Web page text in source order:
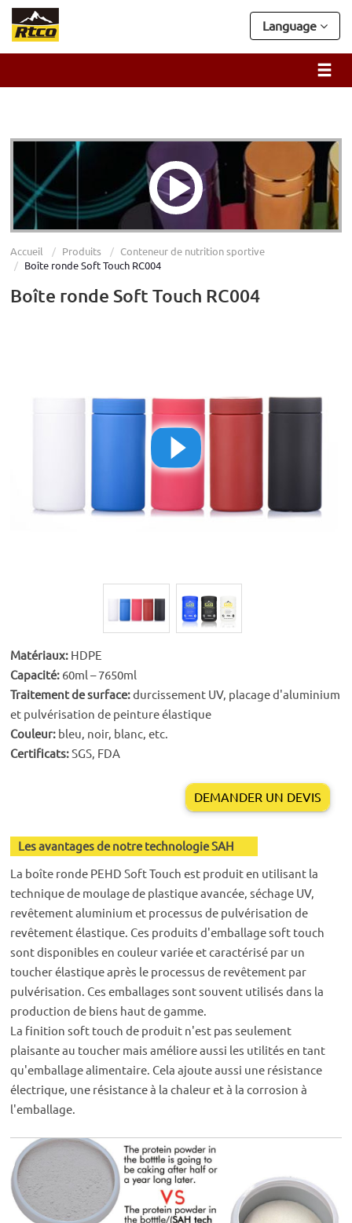
Language
Accueil Produits
Conteneur de nutrition sportive
Boîte ronde Soft Touch RC004
Boîte ronde Soft Touch RC004
Matériaux: HDPE
Capacité: 60ml – 7650ml
Traitement de surface:durcissement UV, placage d'aluminium
et pulvérisation de peinture élastique
Couleur: bleu, noir, blanc, etc.
Certificats:SGS, FDA
DEMANDER UN DEVIS
Les avantages de notre technologie SAH
La boîte ronde PEHD Soft Touch est produit en utilisant la
technique de moulage de plastique avancée, séchage UV,
revêtement aluminium et processus de pulvérisation de
revêtement élastique. Ces produits d'emballage soft touch
sont disponibles en couleur variée et caractérisé par un
toucher élastique après le processus de revêtement par
pulvérisation. Ces emballages sont souvent utilisés dans la
production de biens haut de gamme.
La finition soft touch de produit n'est pas seulement
plaisante au toucher mais améliore aussi les utilités en tant
qu'emballage alimentaire. Cela ajoute aussi une résistance
électrique, une résistance à la chaleur et à la corrosion à
l'emballage.